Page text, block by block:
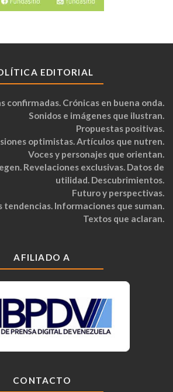
EDITORIAL
confirmadas. Crónicas en buena onda.
Sonidos e imágenes que ilustran.
Propuestas positivas.
optimistas. Artículos que nutren.
Voces y personajes que orientan.
Revelaciones exclusivas. Datos de
utilidad. Descubrimientos.
Futuro y perspectivas.
tendencias. Informaciones que suman.
Textos que aclaran.
AFILIADO A
CONTACTO